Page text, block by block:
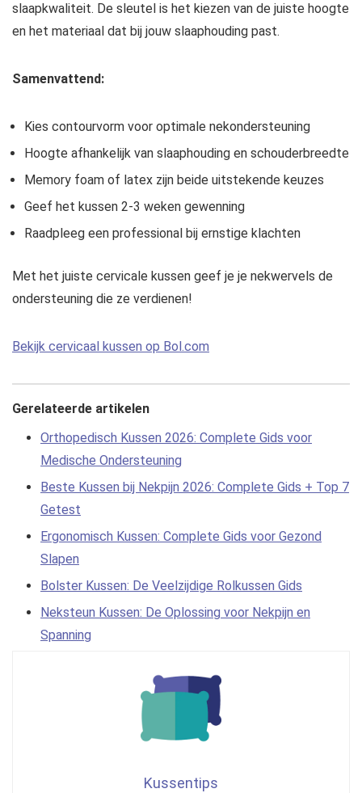
slaapkwaliteit. De sleutel is het kiezen van de juiste hoogte
en het materiaal dat bij jouw slaaphouding past.
Samenvattend:
Kies contourvorm voor optimale nekondersteuning
Hoogte afhankelijk van slaaphouding en schouderbreedte
Memory foam of latex zijn beide uitstekende keuzes
Geef het kussen 2-3 weken gewenning
Raadpleeg een professional bij ernstige klachten
Met het juiste cervicale kussen geef je je nekwervels de
ondersteuning die ze verdienen!
Bekijk cervicaal kussen op Bol.com
Gerelateerde artikelen
Orthopedisch Kussen 2026: Complete Gids voor
Medische Ondersteuning
Beste Kussen bij Nekpijn 2026: Complete Gids + Top 7
Getest
Ergonomisch Kussen: Complete Gids voor Gezond
Slapen
Bolster Kussen: De Veelzijdige Rolkussen Gids
Neksteun Kussen: De Oplossing voor Nekpijn en
Spanning
Kussentips